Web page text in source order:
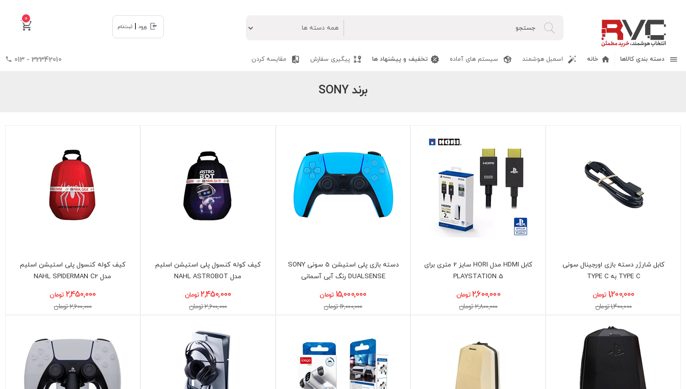
0
ورود ثبت‌نام
دسته بندی کالاها خانه اسمبل هوشمند سیستم های آماده تخفیف و پیشنهاد ها پیگیری سفارش مقایسه کردن 32342010 - 013
برند SONY
کابل شارژر دسته بازی اورجینال سونی
TYPE C به TYPE C
1,200,000 تومان
1,400,000 تومان
کابل HDMI مدل HORI سایز 2 متری برای
PLAYSTATION 5
2,600,000 تومان
2,800,000 تومان
دسته بازی پلی استیشن 5 سونی SONY
DUALSENSE رنگ آبی آسمانی
15,000,000 تومان
16,000,000 تومان
کیف کوله کنسول پلی استیشن اسلیم
مدل NAHL ASTROBOT
2,450,000 تومان
2,600,000 تومان
کیف کوله کنسول پلی استیشن اسلیم
مدل NAHL SPIDERMAN C2
2,450,000 تومان
2,600,000 تومان